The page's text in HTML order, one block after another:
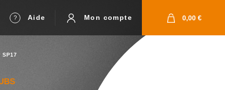
Aide Mon compte 0,00 €